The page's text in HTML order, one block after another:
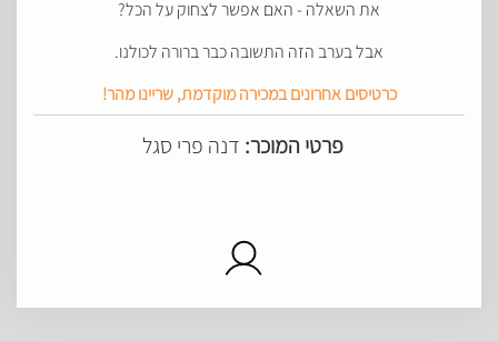
את השאלה - האם אפשר לצחוק על הכל?
אבל בערב הזה התשובה כבר ברורה לכולנו.
כרטיסים אחרונים במכירה מוקדמת, שריינו מהר!
פרטי המוכר: דנה פרי סגל